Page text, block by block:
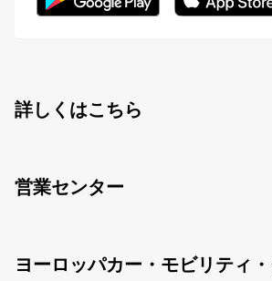
詳しくはこちら
営業センター
ヨーロッパカー・モビリティ